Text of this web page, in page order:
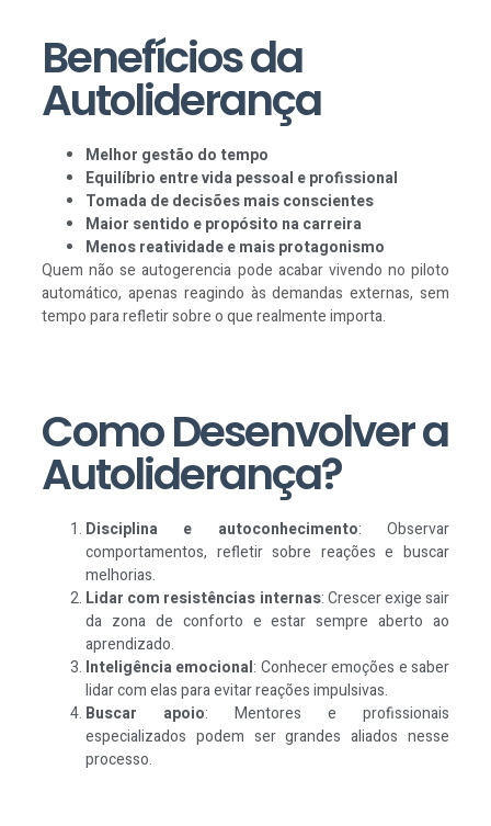
Benefícios da
Autoliderança
Melhor gestão do tempo
Equilíbrio entre vida pessoal e profissional
Tomada de decisões mais conscientes
Maior sentido e propósito na carreira
Menos reatividade e mais protagonismo
Quem não se autogerencia pode acabar vivendo no piloto
automático, apenas reagindo às demandas externas, sem
tempo para refletir sobre o que realmente importa.
Como Desenvolver a
Autoliderança?
Disciplina e autoconhecimento: Observar
comportamentos, refletir sobre reações e buscar
melhorias.
Lidar com resistências internas: Crescer exige sair
da zona de conforto e estar sempre aberto ao
aprendizado.
Inteligência emocional: Conhecer emoções e saber
lidar com elas para evitar reações impulsivas.
Buscar apoio: Mentores e profissionais
especializados podem ser grandes aliados nesse
processo.